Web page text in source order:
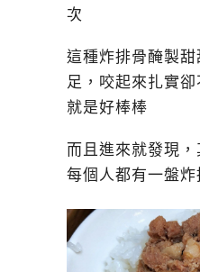
次
這種炸排骨醃製
足，咬起來扎實
就是好棒棒
而且進來就發現
每個人都有一盤